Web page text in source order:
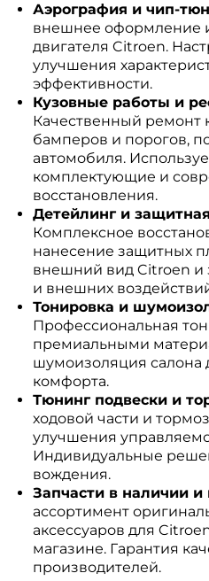
Аэрография и чип-
внешнее оформление
двигателя Citroen.
улучшения
эффективности.
Кузовные работы и
Качественный ремонт
бамперов и порогов,
автомобиля.
комплектующие и
восстановления.
Детейлинг и
Комплексное
нанесение защитных
внешний вид Citroen
и внешних
Тонировка и
Профессиональная
премиальными
шумоизоляция
комфорта.
Тюнинг подвески и
ходовой части и
улучшения
Индивидуальные
вождения.
Запчасти в наличии и
ассортимент
аксессуаров для
магазине. Гарантия
производителей.